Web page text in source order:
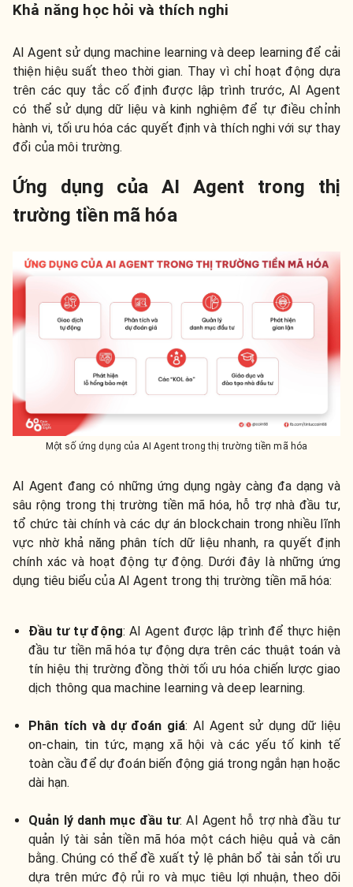
Khả năng học hỏi và thích nghi
AI Agent sử dụng machine learning và deep learning để cải
thiện hiệu suất theo thời gian. Thay vì chỉ hoạt động dựa
trên các quy tắc cố định được lập trình trước, AI Agent
có thể sử dụng dữ liệu và kinh nghiệm để tự điều chỉnh
hành vi, tối ưu hóa các quyết định và thích nghi với sự thay
đổi của môi trường.
Ứng dụng của AI Agent trong thị
trường tiền mã hóa
Một số ứng dụng của AI Agent trong thị trường tiền mã hóa
AI Agent đang có những ứng dụng ngày càng đa dạng và
sâu rộng trong thị trường tiền mã hóa, hỗ trợ nhà đầu tư,
tổ chức tài chính và các dự án blockchain trong nhiều lĩnh
vực nhờ khả năng phân tích dữ liệu nhanh, ra quyết định
chính xác và hoạt động tự động. Dưới đây là những ứng
dụng tiêu biểu của AI Agent trong thị trường tiền mã hóa:
Đầu tư tự động: AI Agent được lập trình để thực hiện
đầu tư tiền mã hóa tự động dựa trên các thuật toán và
tín hiệu thị trường đồng thời tối ưu hóa chiến lược giao
dịch thông qua machine learning và deep learning.
Phân tích và dự đoán giá: AI Agent sử dụng dữ liệu
on-chain, tin tức, mạng xã hội và các yếu tố kinh tế
toàn cầu để dự đoán biến động giá trong ngắn hạn hoặc
dài hạn.
Quản lý danh mục đầu tư: AI Agent hỗ trợ nhà đầu tư
quản lý tài sản tiền mã hóa một cách hiệu quả và cân
bằng. Chúng có thể đề xuất tỷ lệ phân bổ tài sản tối ưu
dựa trên mức độ rủi ro và mục tiêu lợi nhuận, theo dõi